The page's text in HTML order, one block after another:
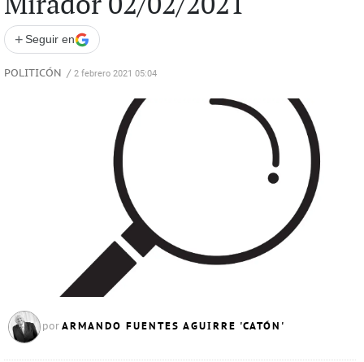
+ Seguir en
POLITICÓN / 2 febrero 2021 05:04
por ARMANDO FUENTES AGUIRRE 'CATÓN'